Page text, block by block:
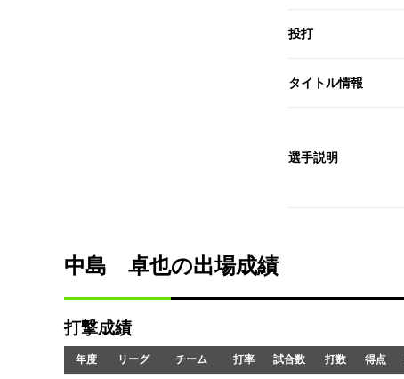
投打
タイトル情報
選手説明
中島 卓也の出場成績
打撃成績
年度 リーグ チーム 打率 試合数 打数 得点